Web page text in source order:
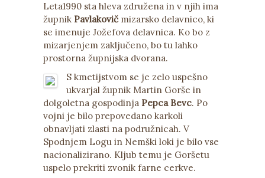
Leta1990 sta hleva združena in v njih ima
župnik Pavlakovič mizarsko delavnico, ki
se imenuje Jožefova delavnica. Ko bo z
mizarjenjem zaključeno, bo tu lahko
prostorna župnijska dvorana.
S kmetijstvom se je zelo uspešno
ukvarjal župnik Martin Gorše in
dolgoletna gospodinja Pepca Bevc. Po
vojni je bilo prepovedano karkoli
obnavljati zlasti na podružnicah. V
Spodnjem Logu in Nemški loki je bilo vse
nacionalizirano. Kljub temu je Goršetu
uspelo prekriti zvonik farne cerkve.